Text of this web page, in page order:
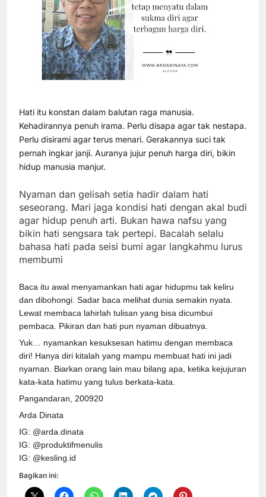
Hati itu konstan dalam balutan raga manusia.
Kehadirannya penuh irama. Perlu disapa agar tak nestapa.
Perlu disirami agar terus menari. Gerakannya suci tak
pernah ingkar janji. Auranya jujur penuh harga diri, bikin
hidup manusia manjur.
Nyaman dan gelisah setia hadir dalam hati
seseorang. Mari jaga kondisi hati dengan akal budi
agar hidup penuh arti. Bukan hawa nafsu yang
bikin hati sengsara tak pertepi. Bacalah selalu
bahasa hati pada seisi bumi agar langkahmu lurus
membumi
Baca itu awal menyamankan hati agar hidupmu tak keliru
dan dibohongi. Sadar baca melihat dunia semakin nyata.
Lewat membaca lahirlah tulisan yang bisa dicumbui
pembaca. Pikiran dan hati pun nyaman dibuatnya.
Yuk… nyamankan kesuksesan hatimu dengan membaca
diri! Hanya diri kitalah yang mampu membuat hati ini jadi
nyaman. Biarkan orang lain mau bilang apa, ketika kejujuran
kata-kata hatimu yang tulus berkata-kata.
Pangandaran, 200920
Arda Dinata
IG: @arda.dinata
IG: @produktifmenulis
IG: @kesling.id
Bagikan ini: